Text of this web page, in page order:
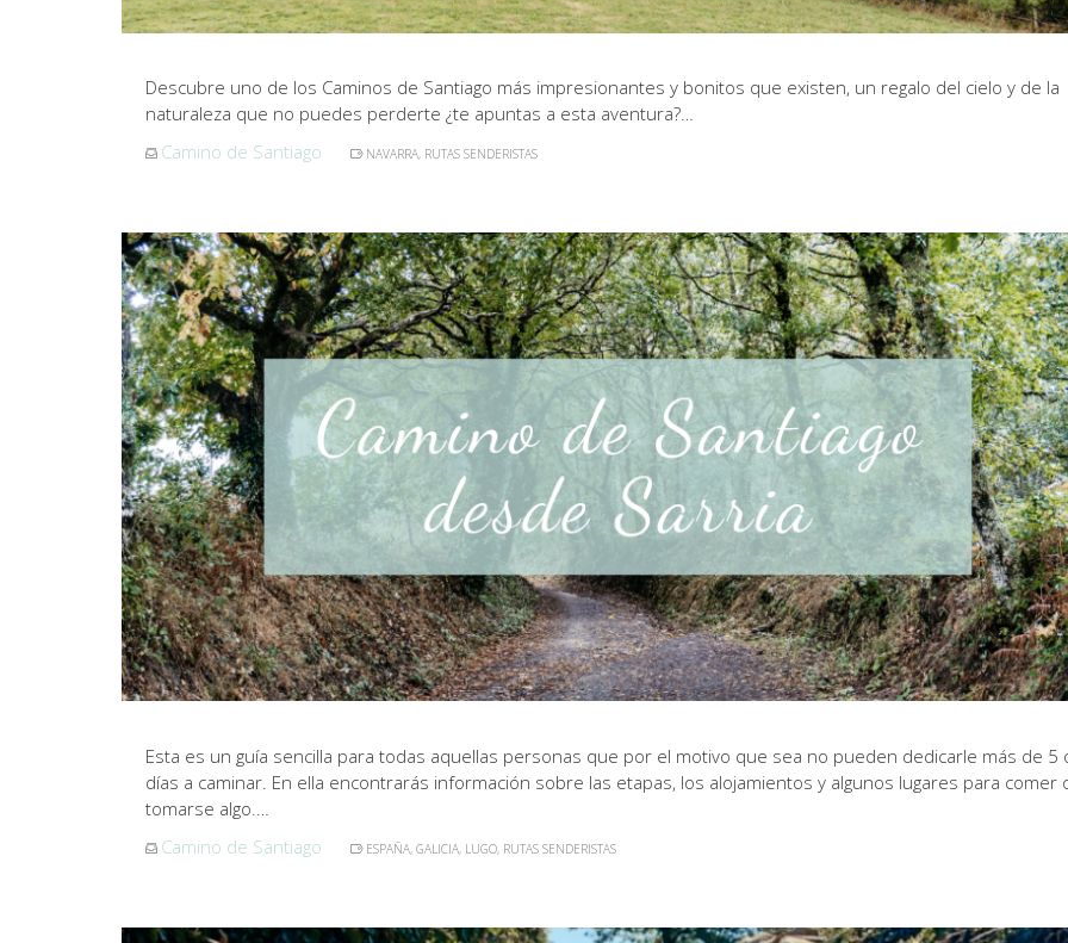
Descubre uno de los Caminos de Santiago más impresionantes y bonitos que existen, un regalo del cielo y de la
naturaleza que no puedes perderte ¿te apuntas a esta aventura?…
Camino de Santiago
NAVARRA, RUTAS SENDERISTAS
Esta es un guía sencilla para todas aquellas personas que por el motivo que sea no pueden dedicarle más de 5
días a caminar. En ella encontrarás información sobre las etapas, los alojamientos y algunos lugares para comer
tomarse algo.…
Camino de Santiago
ESPAÑA, GALICIA, LUGO, RUTAS SENDERISTAS